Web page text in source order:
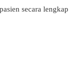
secara lengkap